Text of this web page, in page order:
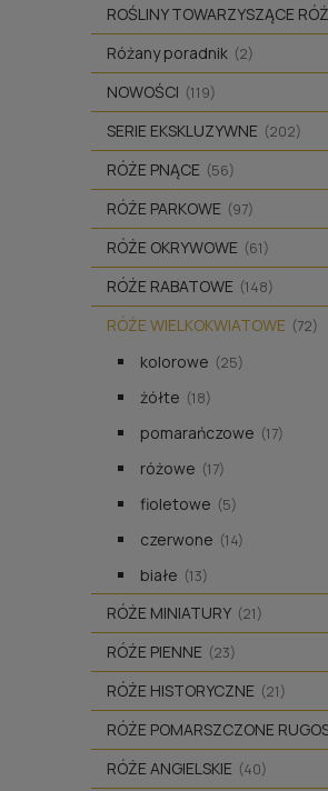
ROŚLINY TOWARZYSZĄCE
Różany poradnik (2)
NOWOŚCI (119)
SERIE EKSKLUZYWNE (202)
RÓŻE PNĄCE (56)
RÓŻE PARKOWE (97)
RÓŻE OKRYWOWE (61)
RÓŻE RABATOWE (148)
RÓŻE WIELKOKWIATOWE (72)
kolorowe (25)
żółte (18)
pomarańczowe (17)
różowe (17)
fioletowe (5)
czerwone (14)
białe (13)
RÓŻE MINIATURY (21)
RÓŻE PIENNE (23)
RÓŻE HISTORYCZNE (21)
RÓŻE POMARSZCZONE
RÓŻE ANGIELSKIE (40)